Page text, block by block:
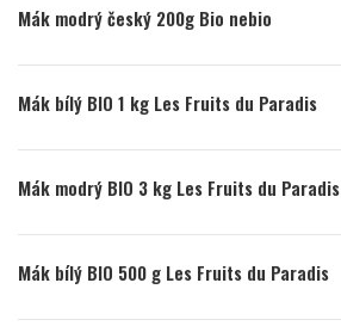
Mák modrý český 200g Bio nebio
Mák bílý BIO 1 kg Les Fruits du Paradis
Mák modrý BIO 3 kg Les Fruits du Paradis
Mák bílý BIO 500 g Les Fruits du Paradis